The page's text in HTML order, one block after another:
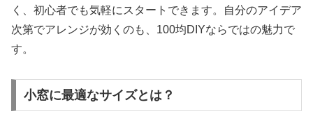
く、初心者でも気軽にスタートできます。自分のアイデア
次第でアレンジが効くのも、100均DIYならではの魅力で
す。
小窓に最適なサイズとは？